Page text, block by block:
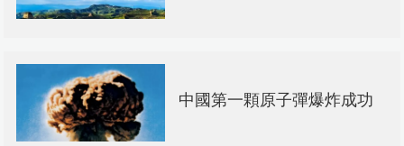
中國第一顆原子彈爆炸成功